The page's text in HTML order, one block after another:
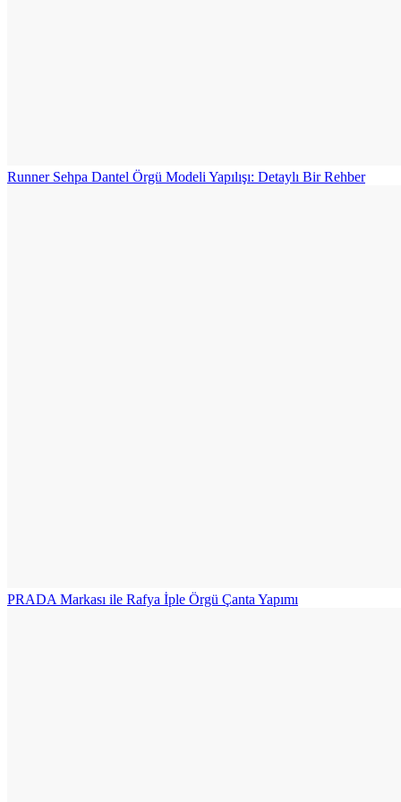
Runner Sehpa Dantel Örgü Modeli Yapılışı: Detaylı Bir Rehber
PRADA Markası ile Rafya İple Örgü Çanta Yapımı